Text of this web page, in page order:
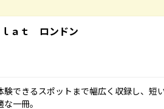
ａｔ ロンドン
できるスポットまで幅広く収録し、短
一冊。